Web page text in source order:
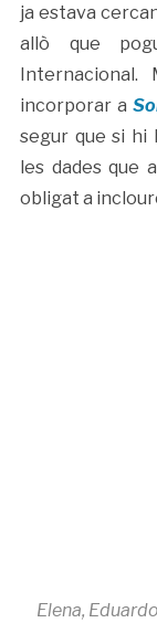
ja estava
allò que
incorporar a
segur que si hi
les dades que
obligat a
Elena,